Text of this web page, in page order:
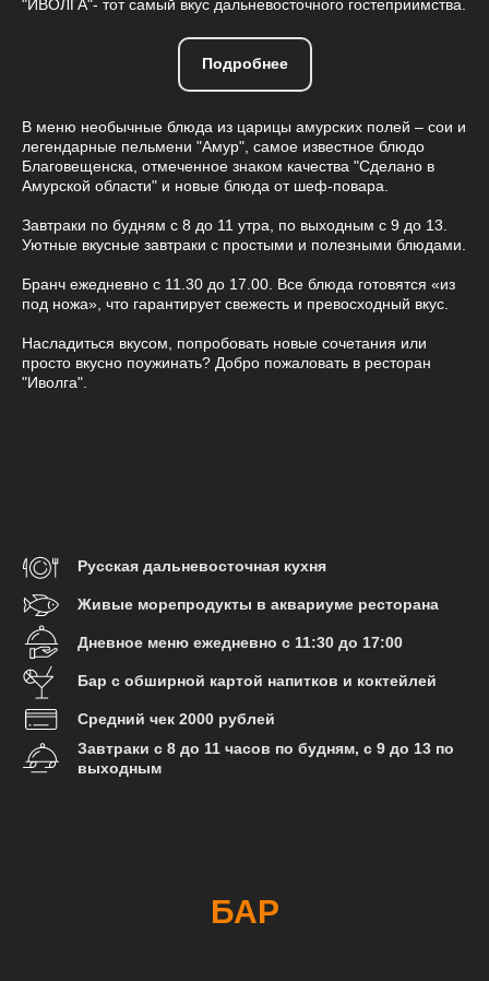
"ИВОЛГА"- тот самый вкус дальневосточного гостеприимства.
Подробнее
В меню необычные блюда из царицы амурских полей – сои и
легендарные пельмени "Амур", самое известное блюдо
Благовещенска, отмеченное знаком качества "Сделано в
Амурской области" и новые блюда от шеф-повара.
Завтраки по будням с 8 до 11 утра, по выходным с 9 до 13.
Уютные вкусные завтраки с простыми и полезными блюдами.
Бранч ежедневно с 11.30 до 17.00. Все блюда готовятся «из
под ножа», что гарантирует свежесть и превосходный вкус.
Насладиться вкусом, попробовать новые сочетания или
просто вкусно поужинать? Добро пожаловать в ресторан
"Иволга".
Русская дальневосточная кухня
Живые морепродукты в аквариуме ресторана
Дневное меню ежедневно с 11:30 до 17:00
Бар с обширной картой напитков и коктейлей
Средний чек 2000 рублей
Завтраки с 8 до 11 часов по будням, с 9 до 13 по
выходным
БАР